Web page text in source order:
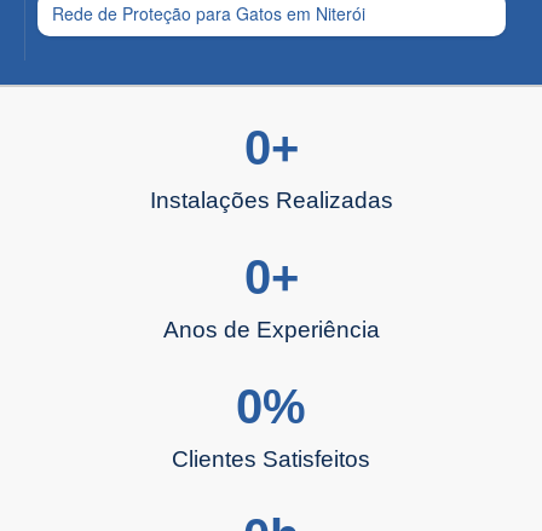
Rede de Proteção para Gatos em Niterói
Instalações Realizadas
0+
Anos de Experiência
0+
Clientes Satisfeitos
0%